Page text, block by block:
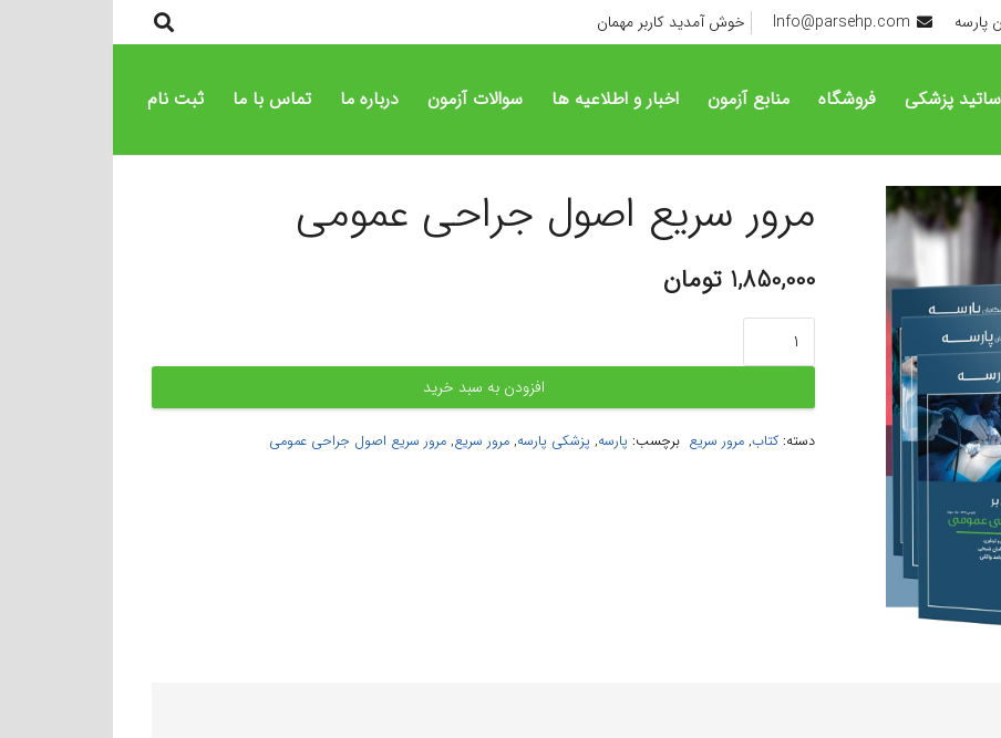
پارسه Info@parsehp.com خوش آمدید کاربر مهمان
پزشکی فروشگاه منابع آزمون اخبار و اطلاعیه ها سوالات آزمون درباره ما تماس با ما ثبت نام
مرور سریع اصول جراحی عمومی
1,850,000 تومان
جراحی
عمومی
افزودن به سبد خرید
دسته: کتاب, مرور سریع برچسب: پارسه, پزشکی پارسه, مرور سریع, مرور سریع اصول جراحی عمومی